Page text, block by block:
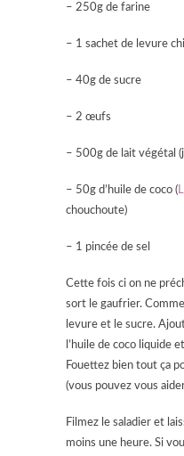
– 250g de farine
– 1 sachet de levure
– 40g de sucre
– 2 œufs
– 500g de lait végétal
– 50g d’huile de coco (
chouchoute)
– 1 pincée de sel
Cette fois ci on ne
sort le gaufrier.
levure et le sucre.
l’huile de coco liquide
Fouettez bien tout ça
(vous pouvez vous
Filmez le saladier et
moins une heure. Si